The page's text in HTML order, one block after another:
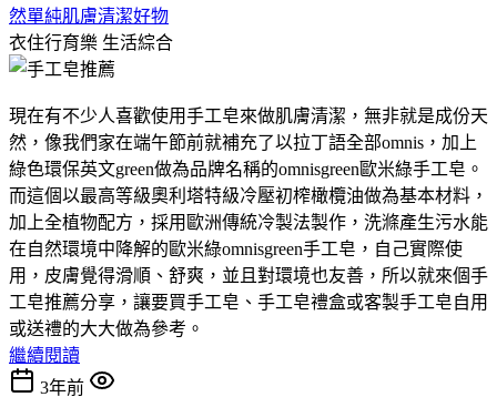
然單純肌膚清潔好物
衣住行育樂 生活綜合
現在有不少人喜歡使用手工皂來做肌膚清潔，無非就是成份天
然，像我們家在端午節前就補充了以拉丁語全部omnis，加上
綠色環保英文green做為品牌名稱的omnisgreen歐米綠手工皂。
而這個以最高等級奧利塔特級冷壓初榨橄欖油做為基本材料，
加上全植物配方，採用歐洲傳統冷製法製作，洗滌產生污水能
在自然環境中降解的歐米綠omnisgreen手工皂，自己實際使
用，皮膚覺得滑順、舒爽，並且對環境也友善，所以就來個手
工皂推薦分享，讓要買手工皂、手工皂禮盒或客製手工皂自用
或送禮的大大做為參考。
繼續閱讀
3年前